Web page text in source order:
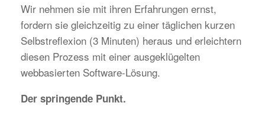
Wir nehmen sie mit ihren Erfahrungen ernst,
fordern sie gleichzeitig zu einer täglichen kurzen
Selbstreflexion (3 Minuten) heraus und erleichtern
diesen Prozess mit einer ausgeklügelten
webbasierten Software-Lösung.
Der springende Punkt.